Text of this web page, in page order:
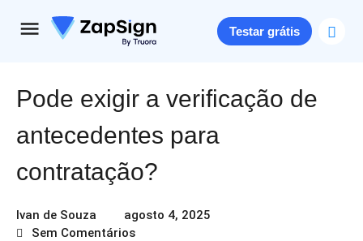
Testar grátis
Pode exigir a verificação de
antecedentes para
contratação?
Ivan de Souza
agosto 4, 2025
Sem Comentários